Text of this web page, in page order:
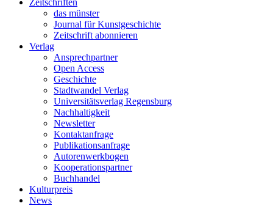
Zeitschriften
das münster
Journal für Kunstgeschichte
Zeitschrift abonnieren
Verlag
Ansprechpartner
Open Access
Geschichte
Stadtwandel Verlag
Universitätsverlag Regensburg
Nachhaltigkeit
Newsletter
Kontaktanfrage
Publikationsanfrage
Autorenwerkbogen
Kooperationspartner
Buchhandel
Kulturpreis
News